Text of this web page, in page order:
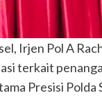
Irjen Pol A
terkait
Presisi Polda